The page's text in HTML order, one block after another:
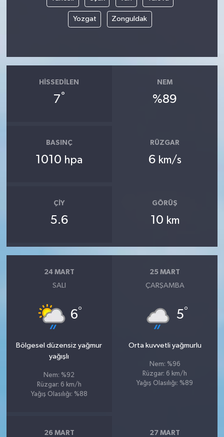
Yozgat Zonguldak
HISSEDILEN
7°
NEM
%89
BASINÇ
1010 hpa
RÜZGAR
6 km/s
ÇIY
5.6
GÖRÜŞ
10 km
24 MART
SALI
6°
Bölgesel düzensiz yağmur
yağışlı
Nem: %92
Rüzgar: 6 km/h
Yağış Olasılığı: %88
25 MART
ÇARŞAMBA
5°
Orta kuvvetli yağmurlu
Nem: %96
Rüzgar: 6 km/h
Yağış Olasılığı: %89
26 MART 27 MART